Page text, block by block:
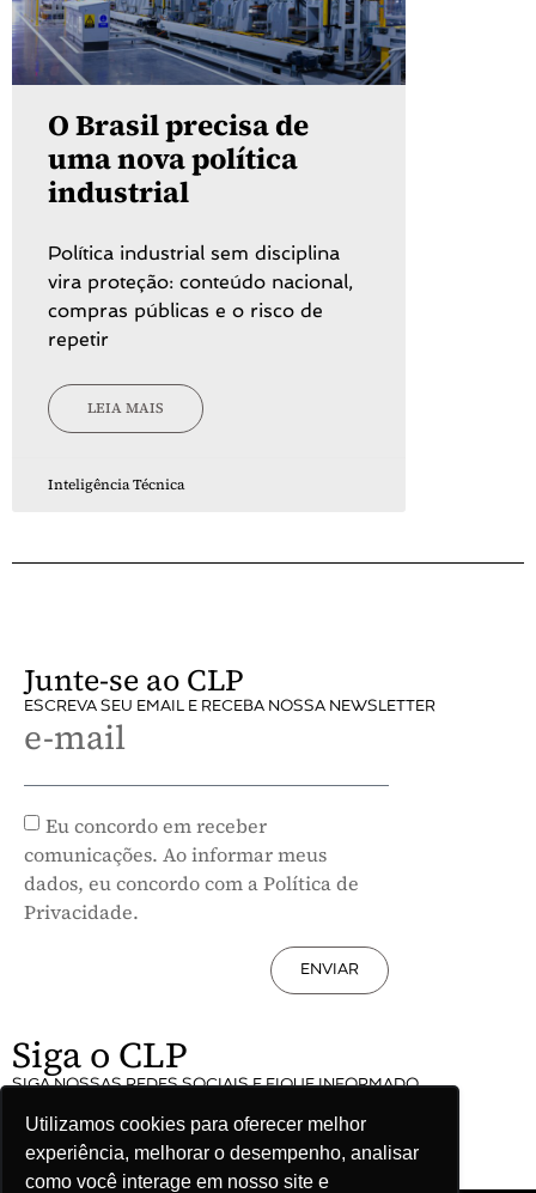
Utilizamos cookies para oferecer melhor
experiência, melhorar o desempenho, analisar
como você interage em nosso site e
O Brasil precisa de
uma nova política
industrial
Política industrial sem disciplina
vira proteção: conteúdo nacional,
compras públicas e o risco de
repetir
LEIA MAIS
Inteligência Técnica
Junte-se ao CLP
ESCREVA SEU EMAIL E RECEBA NOSSA NEWSLETTER
e-mail
Eu concordo em receber
comunicações. Ao informar meus
dados, eu concordo com a Política de
Privacidade.
ENVIAR
Siga o CLP
SIGA NOSSAS REDES SOCIAIS E FIQUE INFORMADO